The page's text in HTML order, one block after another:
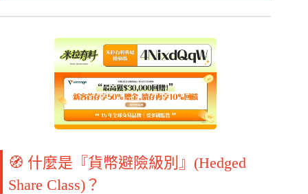
🧭 什麼是『貨幣避險級別』(Hedged
Share Class)？